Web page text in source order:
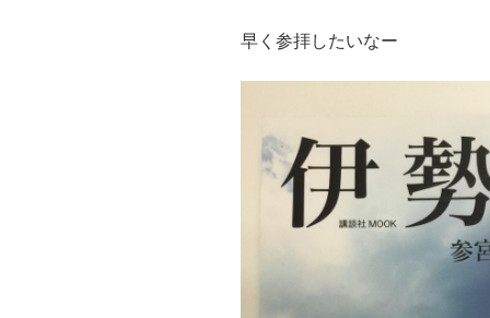
早く参拝したいなー